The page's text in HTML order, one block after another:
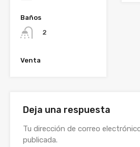
Baños
2
Venta
Deja una respuesta
Tu dirección de correo
publicada.